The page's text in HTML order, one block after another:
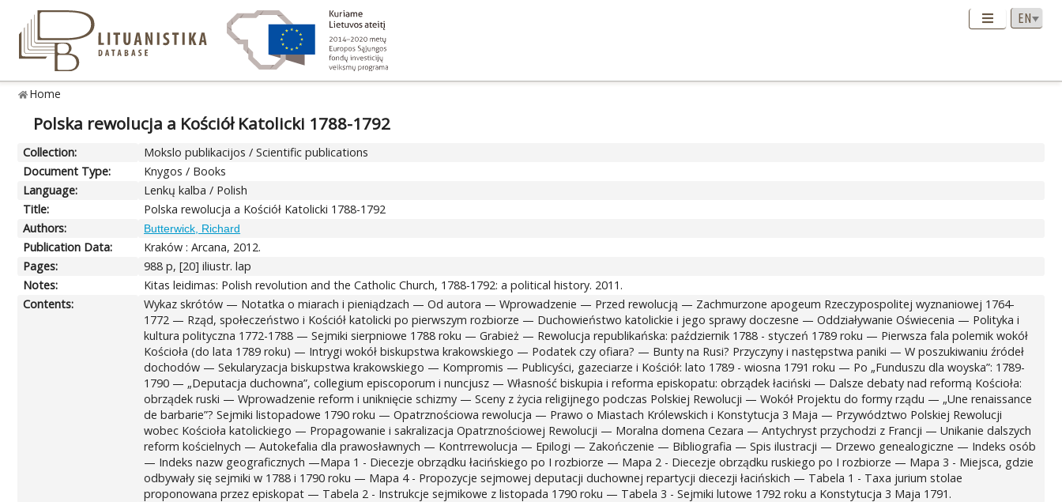
Home
Polska rewolucja a Kościół Katolicki 1788-1792
Collection:
Mokslo publikacijos / Scientific publications
Document Type:
Knygos / Books
Language:
Lenkų kalba / Polish
Title:
Polska rewolucja a Kościół Katolicki 1788-1792
Authors:
Butterwick, Richard
Publication Data:
Kraków : Arcana, 2012.
Pages:
988 p, [20] iliustr. lap
Notes:
Kitas leidimas: Polish revolution and the Catholic Church, 1788-1792: a political history. 2011.
Contents:
Wykaz skrótów — Notatka o miarach i pieniądzach — Od autora — Wprowadzenie — Przed rewolucją — Zachmurzone apogeum Rzeczypospolitej wyznaniowej 1764-
1772 — Rząd, społeczeństwo i Kościół katolicki po pierwszym rozbiorze — Duchowieństwo katolickie i jego sprawy doczesne — Oddziaływanie Oświecenia — Polityka i
kultura polityczna 1772-1788 — Sejmiki sierpniowe 1788 roku — Grabież — Rewolucja republikańska: październik 1788 - styczeń 1789 roku — Pierwsza fala polemik wokół
Kościoła (do lata 1789 roku) — Intrygi wokół biskupstwa krakowskiego — Podatek czy ofiara? — Bunty na Rusi? Przyczyny i następstwa paniki — W poszukiwaniu źródeł
dochodów — Sekularyzacja biskupstwa krakowskiego — Kompromis — Publicyści, gazeciarze i Kościół: lato 1789 - wiosna 1791 roku — Po „Funduszu dla woyska”: 1789-
1790 — „Deputacja duchowna”, collegium episcoporum i nuncjusz — Własność biskupia i reforma episkopatu: obrządek łaciński — Dalsze debaty nad reformą Kościoła:
obrządek ruski — Wprowadzenie reform i uniknięcie schizmy — Sceny z życia religijnego podczas Polskiej Rewolucji — Wokół Projektu do formy rządu — „Une renaissance
de barbarie”? Sejmiki listopadowe 1790 roku — Opatrznościowa rewolucja — Prawo o Miastach Królewskich i Konstytucja 3 Maja — Przywództwo Polskiej Rewolucji
wobec Kościoła katolickiego — Propagowanie i sakralizacja Opatrznościowej Rewolucji — Moralna domena Cezara — Antychryst przychodzi z Francji — Unikanie dalszych
reform kościelnych — Autokefalia dla prawosławnych — Kontrrewolucja — Epilogi — Zakończenie — Bibliografia — Spis ilustracji — Drzewo genealogiczne — Indeks osób
— Indeks nazw geograficznych —Mapa 1 - Diecezje obrządku łacińskiego po I rozbiorze — Mapa 2 - Diecezje obrządku ruskiego po I rozbiorze — Mapa 3 - Miejsca, gdzie
odbywały się sejmiki w 1788 i 1790 roku — Mapa 4 - Propozycje sejmowej deputacji duchownej repartycji diecezji łacińskich — Tabela 1 - Taxa jurium stolae
proponowana przez episkopat — Tabela 2 - Instrukcje sejmikowe z listopada 1790 roku — Tabela 3 - Sejmiki lutowe 1792 roku a Konstytucja 3 Maja 1791.